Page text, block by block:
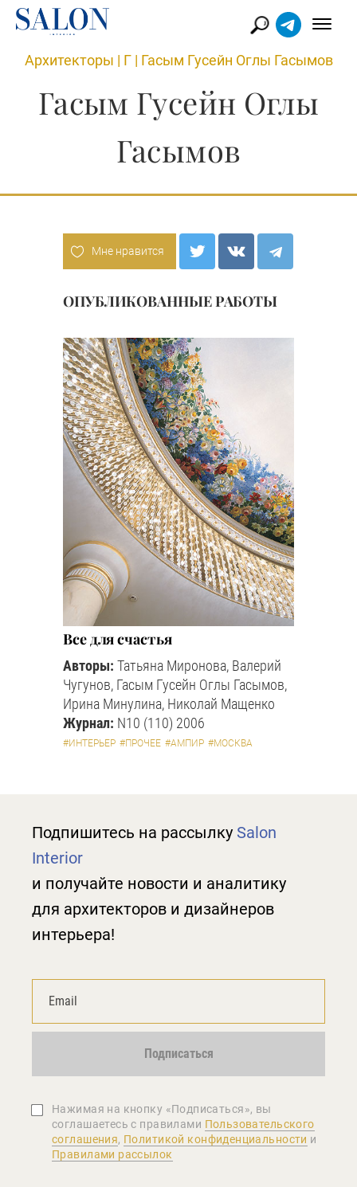
Архитекторы | Г | Гасым Гусейн Оглы Гасымов
Гасым Гусейн Оглы
Гасымов
Мне нравится
ОПУБЛИКОВАННЫЕ РАБОТЫ
Все для счастья
Авторы: Татьяна Миронова, Валерий
Чугунов, Гасым Гусейн Оглы Гасымов,
Ирина Минулина, Николай Мащенко
Журнал: N10 (110) 2006
#ИНТЕРЬЕР #ПРОЧЕЕ #АМПИР #МОСКВА
Подпишитесь на рассылку Salon
Interior
и получайте новости и аналитику
для архитекторов и дизайнеров
интерьера!
Подписаться
Нажимая на кнопку «Подписаться», вы
соглашаетеcь с правилами Пользовательского
соглашения, Политикой конфиденциальности и
Правилами рассылок